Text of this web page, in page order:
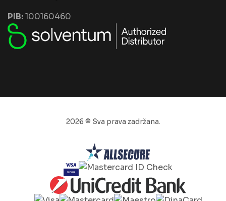
PIB:100160460
2026 © Sva prava zadržana.